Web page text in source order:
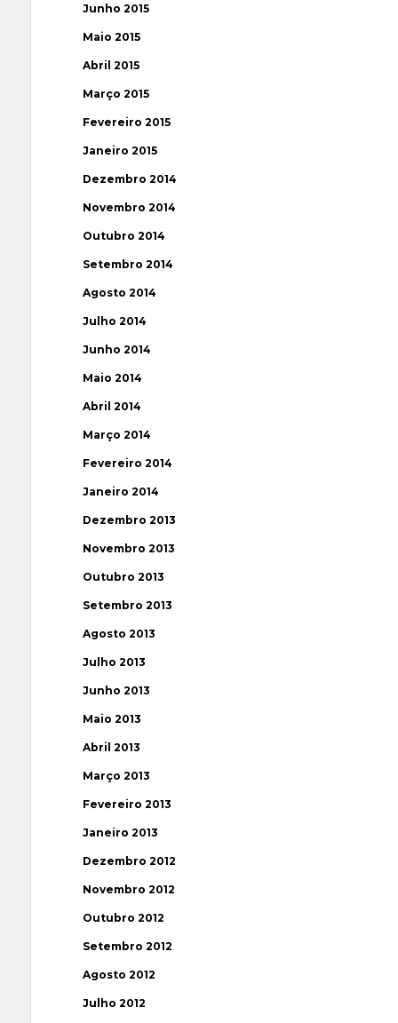
Junho 2015
Maio 2015
Abril 2015
Março 2015
Fevereiro 2015
Janeiro 2015
Dezembro 2014
Novembro 2014
Outubro 2014
Setembro 2014
Agosto 2014
Julho 2014
Junho 2014
Maio 2014
Abril 2014
Março 2014
Fevereiro 2014
Janeiro 2014
Dezembro 2013
Novembro 2013
Outubro 2013
Setembro 2013
Agosto 2013
Julho 2013
Junho 2013
Maio 2013
Abril 2013
Março 2013
Fevereiro 2013
Janeiro 2013
Dezembro 2012
Novembro 2012
Outubro 2012
Setembro 2012
Agosto 2012
Julho 2012